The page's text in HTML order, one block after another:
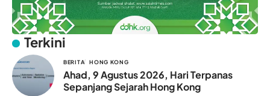
Terkini
BERITA HONG KONG
Ahad, 9 Agustus 2026, Hari Terpanas
Sepanjang Sejarah Hong Kong